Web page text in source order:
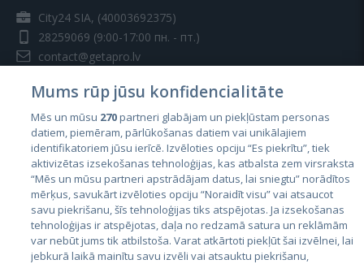
City24 SIA, (40003692375)
28259069 (9:00-17:00 пн. - пт.)
contact@getapro.lv
Страны
Эстония
Латвия
Литва
Mums rūp jūsu konfidencialitāte
Mēs un mūsu 270partneri glabājam un piekļūstam personas
datiem, piemēram, pārlūkošanas datiem vai unikālajiem
identifikatoriem jūsu ierīcē. Izvēloties opciju “Es piekrītu”, tiek
aktivizētas izsekošanas tehnoloģijas, kas atbalsta zem virsraksta
“Mēs un mūsu partneri apstrādājam datus, lai sniegtu” norādītos
mērķus, savukārt izvēloties opciju “Noraidīt visu” vai atsaucot
savu piekrišanu, šīs tehnoloģijas tiks atspējotas. Ja izsekošanas
tehnoloģijas ir atspējotas, daļa no redzamā satura un reklāmām
var nebūt jums tik atbilstoša. Varat atkārtoti piekļūt šai izvēlnei, lai
jebkurā laikā mainītu savu izvēli vai atsauktu piekrišanu,